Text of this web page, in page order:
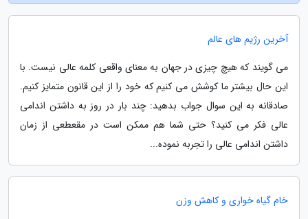
آخرین رژیم های عالم
می گویند که هیچ چیزی در جهان به معنای واقعی کلمه عالی نیست. با
این حال بیشتر ما کوشش می کنیم که خود را از این قانون متمایز کنیم.
صادقانه به این سوال جواب بدهید: چند بار در روز به داشتن اندامی
عالی فکر می کنید؟ حتی شما هم ممکن است در مقعطعی از زمان
داشتن اندامی عالی را تجربه نموده...
خام گیاه خواری و کاهش وزن